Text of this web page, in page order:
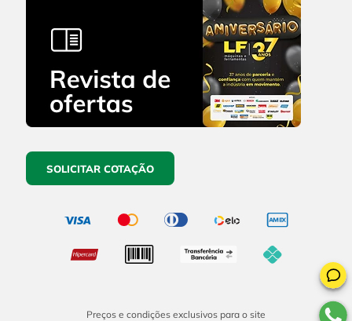
SOLICITAR COTAÇÃO
Preços e condições exclusivos para o site